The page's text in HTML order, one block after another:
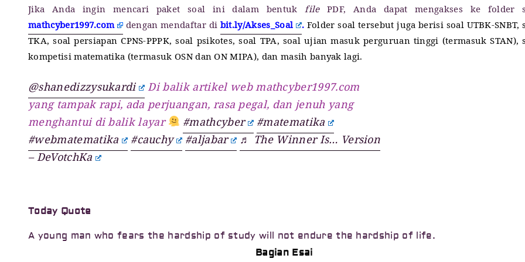
Jika Anda ingin mencari paket soal ini dalam bentukfilePDF, Anda dapat mengakses ke folder
mathcyber1997.com dengan mendaftar dibit.ly/Akses_Soal .Folder soal tersebut juga berisi soal UTBK-SNBT,
TKA, soal persiapan CPNS-PPPK, soal psikotes, soal TPA, soal ujian masuk perguruan tinggi (termasuk STAN),
kompetisi matematika (termasuk OSN dan ON MIPA), dan masih banyak lagi.
@shanedizzysukardi
Di balik artikel web mathcyber1997.com
yang tampak rapi, ada perjuangan, rasa pegal, dan jenuh yang
menghantui di balik layar
#mathcyber
#matematika
#webmatematika
#cauchy #aljabar
♬ The Winner Is… Version
– DeVotchKa
Today Quote
A young man who fears the hardship of study will not endure the hardship of life.
Bagian Esai